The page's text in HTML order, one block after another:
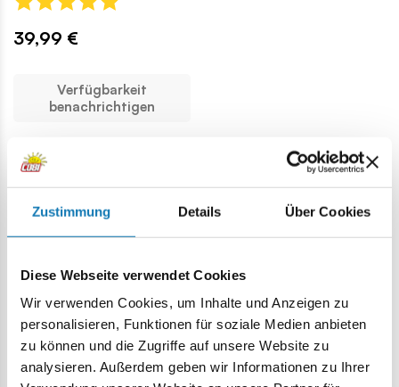
Zustimmung Details Über Cookies
Diese Webseite verwendet Cookies
Wir verwenden Cookies, um Inhalte und Anzeigen zu
personalisieren, Funktionen für soziale Medien anbieten
zu können und die Zugriffe auf unsere Website zu
analysieren. Außerdem geben wir Informationen zu Ihrer
39,99 €
Verfügbarkeit
benachrichtigen
Dies sind nur einige der Geschenke und
Spielzeuge für 7-Jährige.
DAS VOLLSTÄNDIGE ANGEBOT ANSEHEN
Tolle Spielzeuge für 7-Jährige